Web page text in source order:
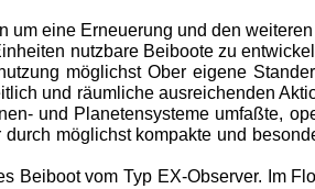
um eine Erneuerung und den
nutzbare Beiboote zu
möglichst Ober eigene
und räumliche ausreichenden
und Planetensysteme umfaßte,
durch möglichst kompakte und
Beiboot vom Typ EX-Observer. Im